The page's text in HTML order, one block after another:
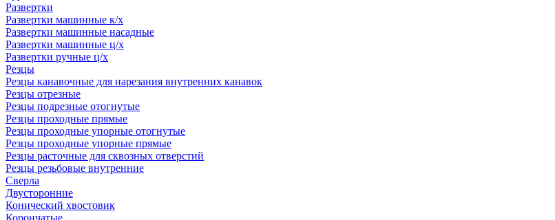
Развертки
Развертки машинные к/х
Развертки машинные насадные
Развертки машинные ц/х
Развертки ручные ц/х
Резцы
Резцы канавочные для нарезания внутренних канавок
Резцы отрезные
Резцы подрезные отогнутые
Резцы проходные прямые
Резцы проходные упорные отогнутые
Резцы проходные упорные прямые
Резцы расточные для сквозных отверстий
Резцы резьбовые внутренние
Сверла
Двусторонние
Конический хвостовик
Корончатые